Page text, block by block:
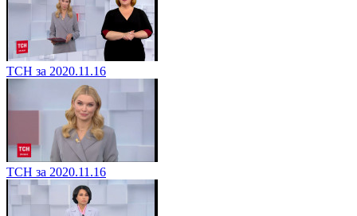
ТСН за 2020.11.16
ТСН за 2020.11.16